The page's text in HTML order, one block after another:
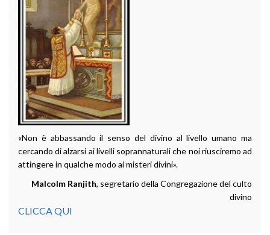
«Non è abbassando il senso del divino al livello umano ma
cercando di alzarsi ai livelli soprannaturali che noi riusciremo ad
attingere in qualche modo ai misteri divini».
Malcolm Ranjith, segretario della Congregazione del culto
divino
CLICCA QUI